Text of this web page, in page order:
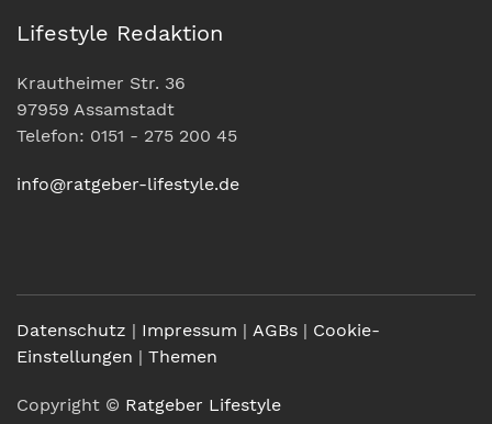
Lifestyle Redaktion
Krautheimer Str. 36
97959 Assamstadt
Telefon: 0151 - 275 200 45
info@ratgeber-lifestyle.de
Datenschutz | Impressum | AGBs | Cookie-
Einstellungen | Themen
Copyright © Ratgeber Lifestyle